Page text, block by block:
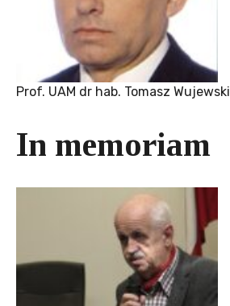
Prof. UAM dr hab. Tomasz Wujewski
In memoriam